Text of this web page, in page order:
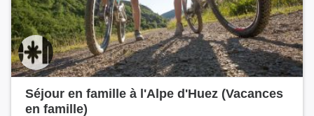
Séjour en famille à l'Alpe d'Huez (Vacances
en famille)